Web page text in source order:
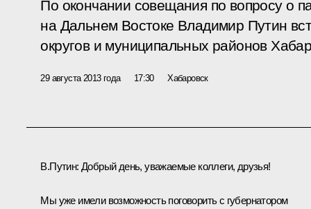
По окончании совещания по вопросу о
на Дальнем Востоке Владимир Путин
округов и муниципальных районов
29 августа 2013 года 17:30 Хабаровск
В.Путин: Добрый день, уважаемые коллеги, друзья!
Мы уже имели возможность поговорить с губернатором